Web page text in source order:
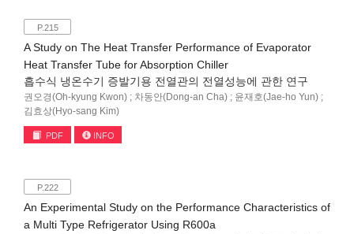
P.215
A Study on The Heat Transfer Performance of Evaporator
Heat Transfer Tube for Absorption Chiller
흡수식 냉온수기 증발기용 전열관의 전열성능에 관한 연구
권오경(Oh-kyung Kwon) ; 차동안(Dong-an Cha) ; 윤재호(Jae-ho Yun) ;
김효상(Hyo-sang Kim)
PDF INFO
P.222
An Experimental Study on the Performance Characteristics of
a Multi Type Refrigerator Using R600a